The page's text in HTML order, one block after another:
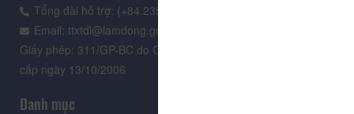
Tổng đài hỗ trợ: (+84.235) 3.916.961
Email: ttxtdl@lamdong.gov.vn
Giấy phép: 311/GP-BC do Cục Báo chí - Bộ Văn hóa Thông tin
cấp ngày 13/10/2006
Danh mục